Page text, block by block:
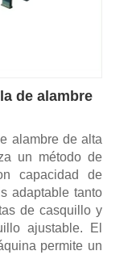
de alambre
alambre de alta
un método de
capacidad de
adaptable tanto
de casquillo y
ajustable. El
permite un